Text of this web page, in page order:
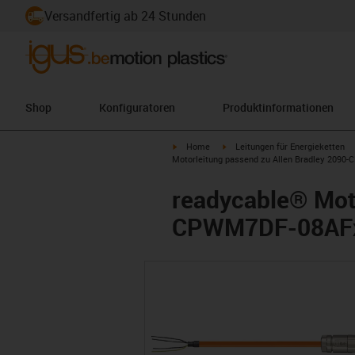
Versandfertig ab 24 Stunden
Shop Konfiguratoren Produktinformationen
igus-icon-arrow-right
Home igus-icon-arrow-right
Leitungen für Energieketten
Motorleitung passend zu Allen Bradley 2090-
readycable®
CPWM7DF-